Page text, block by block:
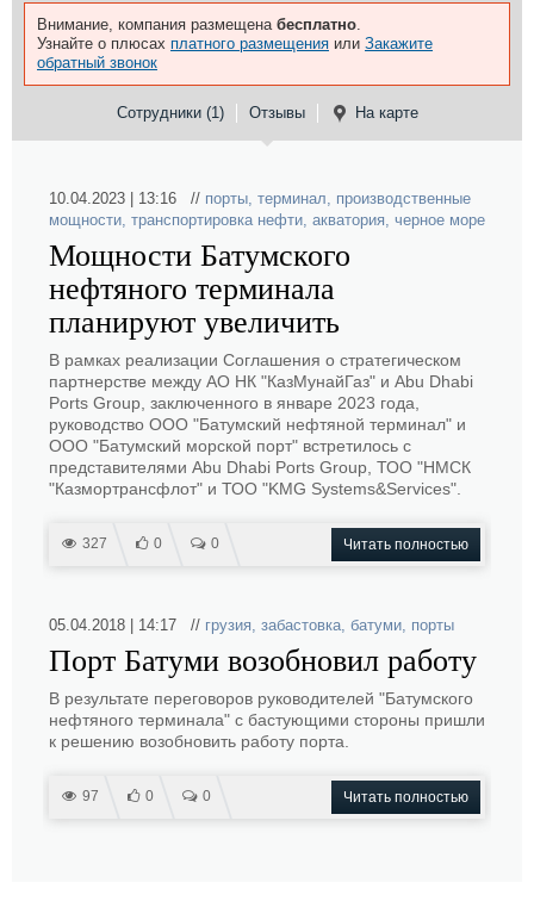
Внимание, компания размещена бесплатно.
Узнайте о плюсах платного размещения или Закажите
обратный звонок
Сотрудники (1) Отзывы На карте
10.04.2023 | 13:16 // порты, терминал, производственные
мощности, транспортировка нефти, акватория, черное море
Мощности Батумского
нефтяного терминала
планируют увеличить
В рамках реализации Соглашения о стратегическом
партнерстве между АО НК "КазМунайГаз" и Abu Dhabi
Ports Group, заключенного в январе 2023 года,
руководство ООО "Батумский нефтяной терминал" и
ООО "Батумский морской порт" встретилось с
представителями Abu Dhabi Ports Group, ТОО "НМСК
"Казмортрансфлот" и ТОО "KMG Systems&Services".
327 0 0 Читать полностью
05.04.2018 | 14:17 // грузия, забастовка, батуми, порты
Порт Батуми возобновил работу
В результате переговоров руководителей "Батумского
нефтяного терминала" с бастующими стороны пришли
к решению возобновить работу порта.
97 0 0 Читать полностью